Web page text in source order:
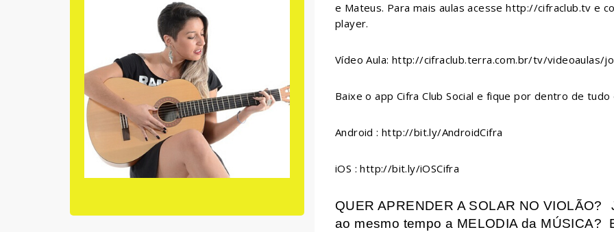
e Mateus. Para mais aulas acesse http://cifraclub.tv e
player.
Vídeo Aula: http://cifraclub.terra.com.br/tv/videoaulas/
Baixe o app Cifra Club Social e fique por dentro de tudo
Android : http://bit.ly/AndroidCifra
iOS : http://bit.ly/iOSCifra
QUER APRENDER A SOLAR NO VIOLÃO?
ao mesmo tempo a MELODIA da MÚSICA?